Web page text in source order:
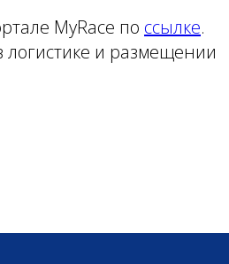
MyRace по ссылке.
логистике и размещении